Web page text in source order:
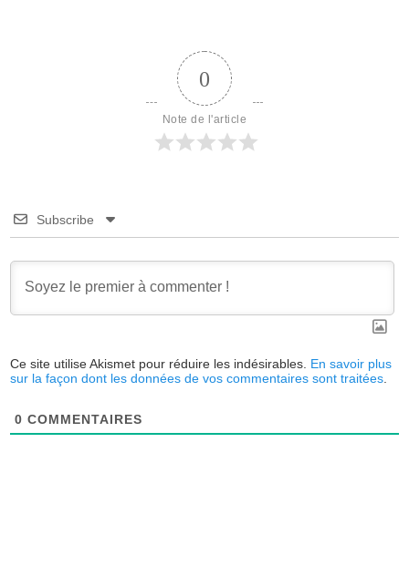
0
Note de l'article
Subscribe
Ce site utilise Akismet pour réduire les indésirables. En savoir plus
sur la façon dont les données de vos commentaires sont traitées
0 COMMENTAIRES